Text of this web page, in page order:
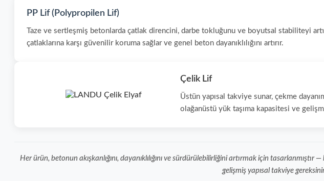
PP Lif (Polypropilen Lif)
Taze ve sertleşmiş betonlarda çatlak direncini, darbe tokluğunu ve boyutsal stabiliteyi
çatlaklarına karşı güvenilir koruma sağlar ve genel beton dayanıklılığını artırır.
Çelik Lif
Üstün yapısal takviye sunar, çekme
olağanüstü yük taşıma kapasitesi ve
Her ürün, betonun akışkanlığını, dayanıklılığını ve sürdürülebilirliğini artırmak için
gelişmiş yapısal takviye